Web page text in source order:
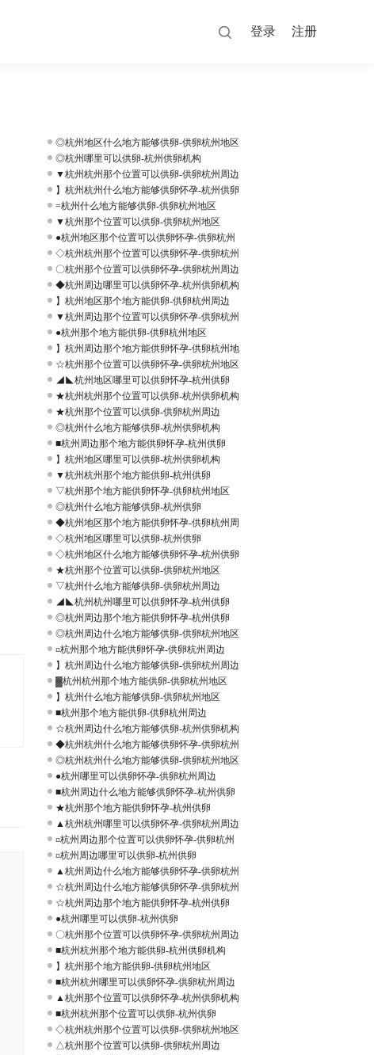
登录 注册
◎杭州地区什么地方能够供卵-供卵杭州地区
◎杭州哪里可以供卵-杭州供卵机构
▼杭州杭州那个位置可以供卵-供卵杭州周边
】杭州杭州什么地方能够供卵怀孕-杭州供卵
=杭州什么地方能够供卵-供卵杭州地区
▼杭州那个位置可以供卵-供卵杭州地区
●杭州地区那个位置可以供卵怀孕-供卵杭州
◇杭州杭州那个位置可以供卵怀孕-供卵杭州
〇杭州那个位置可以供卵怀孕-供卵杭州周边
◆杭州周边哪里可以供卵怀孕-杭州供卵机构
】杭州地区那个地方能供卵-供卵杭州周边
▼杭州周边那个位置可以供卵怀孕-供卵杭州
●杭州那个地方能供卵-供卵杭州地区
】杭州周边那个地方能供卵怀孕-供卵杭州地
☆杭州那个位置可以供卵怀孕-供卵杭州地区
◢◣杭州地区哪里可以供卵怀孕-杭州供卵
★杭州杭州那个位置可以供卵-杭州供卵机构
★杭州那个位置可以供卵-供卵杭州周边
◎杭州什么地方能够供卵-杭州供卵机构
■杭州周边那个地方能供卵怀孕-杭州供卵
】杭州地区哪里可以供卵-杭州供卵机构
▼杭州杭州那个地方能供卵-杭州供卵
▽杭州那个地方能供卵怀孕-供卵杭州地区
◎杭州什么地方能够供卵-杭州供卵
◆杭州地区那个地方能供卵怀孕-供卵杭州周
◇杭州地区哪里可以供卵-杭州供卵
◇杭州地区什么地方能够供卵怀孕-杭州供卵
★杭州那个位置可以供卵-供卵杭州地区
▽杭州什么地方能够供卵-供卵杭州周边
◢◣杭州杭州哪里可以供卵怀孕-杭州供卵
◎杭州周边那个地方能供卵怀孕-杭州供卵
◎杭州周边什么地方能够供卵-供卵杭州地区
¤杭州那个地方能供卵怀孕-供卵杭州周边
】杭州周边什么地方能够供卵-供卵杭州周边
▓杭州杭州那个地方能供卵-供卵杭州地区
】杭州什么地方能够供卵-供卵杭州地区
■杭州那个地方能供卵-供卵杭州周边
☆杭州周边什么地方能够供卵-杭州供卵机构
◆杭州杭州什么地方能够供卵怀孕-供卵杭州
◎杭州杭州什么地方能够供卵-供卵杭州地区
●杭州哪里可以供卵怀孕-供卵杭州周边
■杭州周边什么地方能够供卵怀孕-杭州供卵
★杭州那个地方能供卵怀孕-杭州供卵
▲杭州杭州哪里可以供卵怀孕-供卵杭州周边
¤杭州周边那个位置可以供卵怀孕-供卵杭州
¤杭州周边哪里可以供卵-杭州供卵
▲杭州周边什么地方能够供卵怀孕-供卵杭州
☆杭州周边什么地方能够供卵怀孕-供卵杭州
☆杭州周边那个地方能供卵怀孕-杭州供卵
●杭州哪里可以供卵-杭州供卵
〇杭州那个位置可以供卵怀孕-供卵杭州周边
■杭州杭州那个地方能供卵-杭州供卵机构
】杭州那个地方能供卵-供卵杭州地区
■杭州杭州哪里可以供卵怀孕-供卵杭州周边
▲杭州那个位置可以供卵怀孕-杭州供卵机构
■杭州杭州那个位置可以供卵-杭州供卵
◇杭州杭州那个位置可以供卵-供卵杭州地区
△杭州那个位置可以供卵-供卵杭州周边